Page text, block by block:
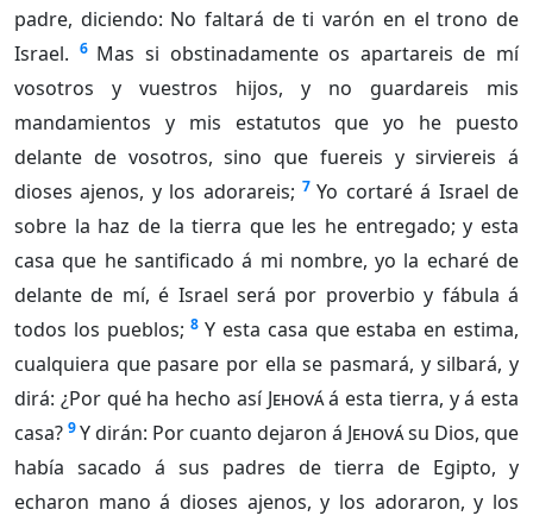
padre, diciendo: No faltará de ti varón en el trono de
Israel. 6 Mas si obstinadamente os apartareis de mí
vosotros y vuestros hijos, y no guardareis mis
mandamientos y mis estatutos que yo he puesto
delante de vosotros, sino que fuereis y sirviereis á
dioses ajenos, y los adorareis; 7 Yo cortaré á Israel de
sobre la haz de la tierra que les he entregado; y esta
casa que he santificado á mi nombre, yo la echaré de
delante de mí, é Israel será por proverbio y fábula á
todos los pueblos; 8 Y esta casa que estaba en estima,
cualquiera que pasare por ella se pasmará, y silbará, y
dirá: ¿Por qué ha hecho así Jehováá esta tierra, y á esta
casa? 9Y dirán: Por cuanto dejaron á Jehovásu Dios, que
había sacado á sus padres de tierra de Egipto, y
echaron mano á dioses ajenos, y los adoraron, y los